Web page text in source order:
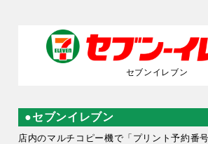
セブンイレブン
●セブンイレブン
店内のマルチコピー機で「プリント予約番